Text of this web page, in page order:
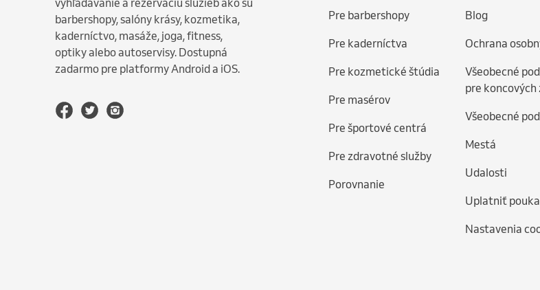
vyhľadávanie a rezerváciu služieb ako sú
barbershopy, salóny krásy, kozmetika,
kaderníctvo, masáže, joga, fitness,
optiky alebo autoservisy. Dostupná
zadarmo pre platformy Android a iOS.
Pre barbershopy
Pre kaderníctva
Pre kozmetické štúdia
Pre masérov
Pre športové centrá
Pre zdravotné služby
Porovnanie
Blog
Ochrana
Všeobecné
pre
Všeobecné
Mestá
Udalosti
Uplatniť
Nastavenia